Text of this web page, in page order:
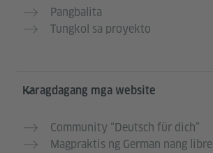
Pangbalita
Tungkol sa proyekto
Karagdagang mga website
Community “Deutsch für dich”
Magpraktis ng German nang libre